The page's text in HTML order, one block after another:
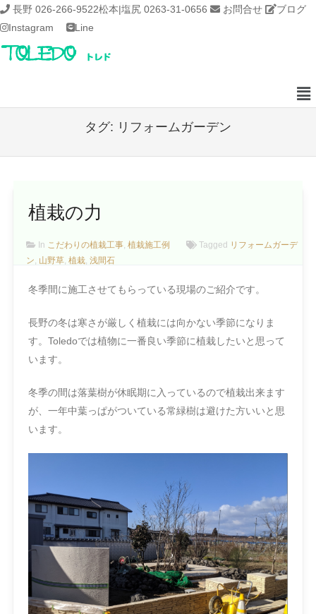
長野 026-266-9522松本|塩尻 0263-31-0656 お問合せ
ブログ
Instagram
Line
タグ: リフォームガーデン
植栽の力
In こだわりの植栽工事, 植栽施工例 Tagged リフォームガーデ
ン, 山野草, 植栽, 浅間石
冬季間に施工させてもらっている現場のご紹介です。
長野の冬は寒さが厳しく植栽には向かない季節になりま
す。Toledoでは植物に一番良い季節に植栽したいと思って
います。
冬季の間は落葉樹が休眠期に入っているので植栽出来ます
が、一年中葉っぱがついている常緑樹は避けた方いいと思
います。